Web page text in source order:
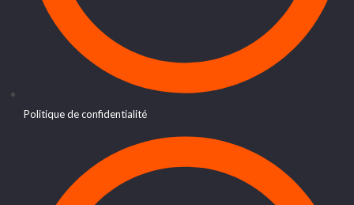
Politique de confidentialité